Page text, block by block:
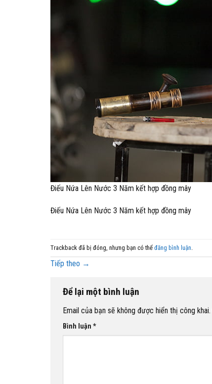
Điếu Nứa Lên Nước 3 Năm kết hợp đồng mây
Điếu Nứa Lên Nước 3 Năm kết hợp đồng mây
Trackback đã bị đóng, nhưng bạn có thể đăng bình luận
Tiếp theo →
Để lại một bình luận
Email của bạn sẽ không được hiển thị công khai.
Bình luận *